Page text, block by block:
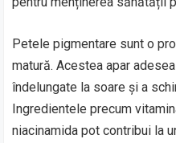
Petele pigmentare sunt o
matură. Acestea apar
îndelungate la soare și a
Ingredientele precum
niacinamida pot contribui la